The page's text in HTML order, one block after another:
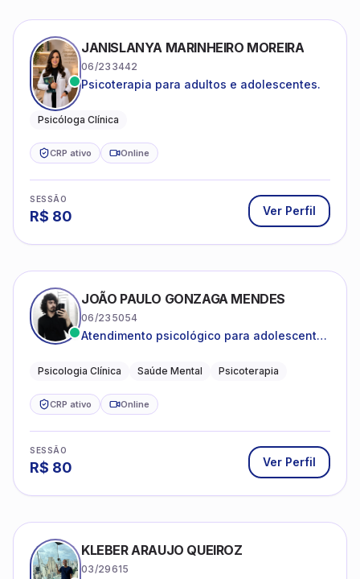
JANISLANYA MARINHEIRO MOREIRA
06/233442
Psicoterapia para adultos e adolescentes.
Psicóloga Clínica
CRP ativo Online
SESSÃO
R$ 80 Ver Perfil
JOÃO PAULO GONZAGA MENDES
06/235054
Atendimento psicológico para adolescentes
depressão e autoestima.
Psicologia Clínica Saúde Mental Psicoterapia
CRP ativo Online
SESSÃO
R$ 80 Ver Perfil
KLEBER ARAUJO QUEIROZ
03/29615